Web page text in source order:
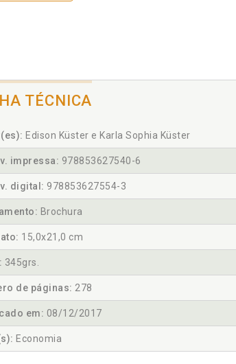
TÉCNICA
Edison Küster e Karla Sophia Küster
v. impressa: 978853627540-6
v. digital: 978853627554-3
Brochura
15,0x21,0 cm
345grs.
de páginas: 278
em: 08/12/2017
Economia